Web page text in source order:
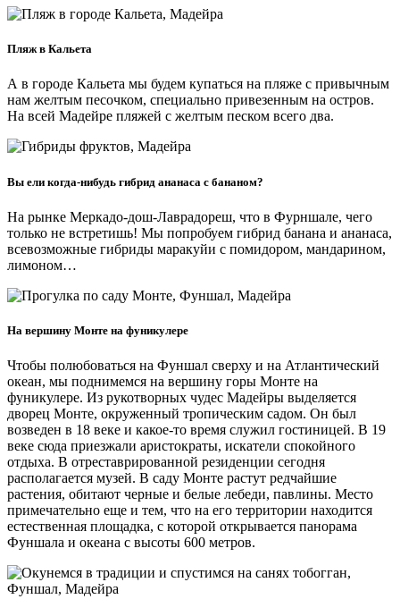
Пляж в Кальета
А в городе Кальета мы будем купаться на пляже с привычным
нам желтым песочком, специально привезенным на остров.
На всей Мадейре пляжей с желтым песком всего два.
Вы ели когда-нибудь гибрид ананаса с бананом?
На рынке Меркадо-дош-Лаврадореш, что в Фурншале, чего
только не встретишь! Мы попробуем гибрид банана и ананаса,
всевозможные гибриды маракуйи с помидором, мандарином,
лимоном…
На вершину Монте на фуникулере
Чтобы полюбоваться на Фуншал сверху и на Атлантический
океан, мы поднимемся на вершину горы Монте на
фуникулере. Из рукотворных чудес Мадейры выделяется
дворец Монте, окруженный тропическим садом. Он был
возведен в 18 веке и какое-то время служил гостиницей. В 19
веке сюда приезжали аристократы, искатели спокойного
отдыха. В отреставрированной резиденции сегодня
располагается музей. В саду Монте растут редчайшие
растения, обитают черные и белые лебеди, павлины. Место
примечательно еще и тем, что на его территории находится
естественная площадка, с которой открывается панорама
Фуншала и океана с высоты 600 метров.